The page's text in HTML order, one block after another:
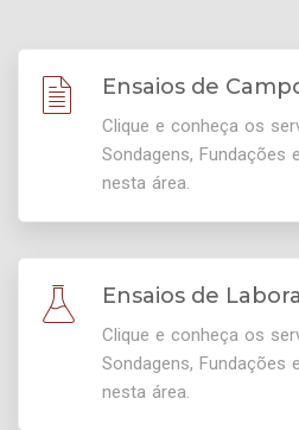
Ensaios de
Clique e conheça os
Sondagens, Fundações
nesta área.
Ensaios de
Clique e conheça os
Sondagens, Fundações
nesta área.